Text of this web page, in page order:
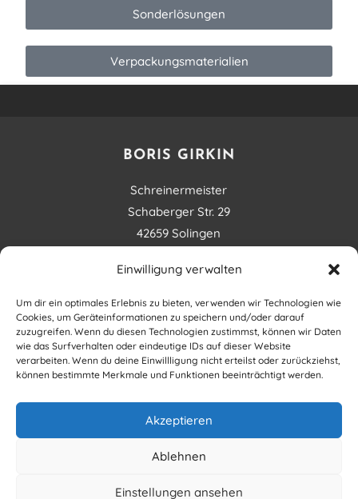
Einwilligung verwalten
Um dir ein optimales Erlebnis zu bieten, verwenden wir Technologien wie
Cookies, um Geräteinformationen zu speichern und/oder darauf
zuzugreifen. Wenn du diesen Technologien zustimmst, können wir Daten
wie das Surfverhalten oder eindeutige IDs auf dieser Website
verarbeiten. Wenn du deine Einwillligung nicht erteilst oder zurückziehst,
können bestimmte Merkmale und Funktionen beeinträchtigt werden.
Akzeptieren
Ablehnen
Einstellungen ansehen
Sonderlösungen
Verpackungsmaterialien
BORIS GIRKIN
Schreinermeister
Schaberger Str. 29
42659 Solingen
FOLLOW US
0172 296 33 43
info@schreinerprofis.de